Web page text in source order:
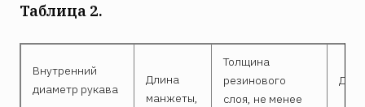
Таблица 2.
Внутренний
диаметр рукава
Длина
манжеты,
Толщина
резинового
слоя, не менее